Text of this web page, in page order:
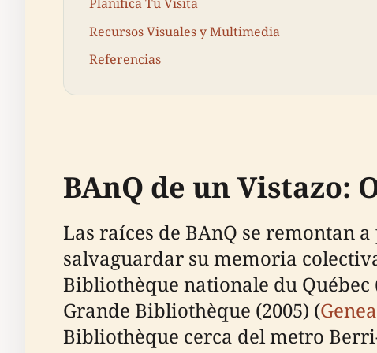
Recursos Visuales y Multimedia
Referencias
BAnQ de un Vistazo:
Las raíces de BAnQ se remontan
salvaguardar su memoria
Bibliothèque nationale du Québec
Grande Bibliothèque (2005) (
Bibliothèque cerca del metro